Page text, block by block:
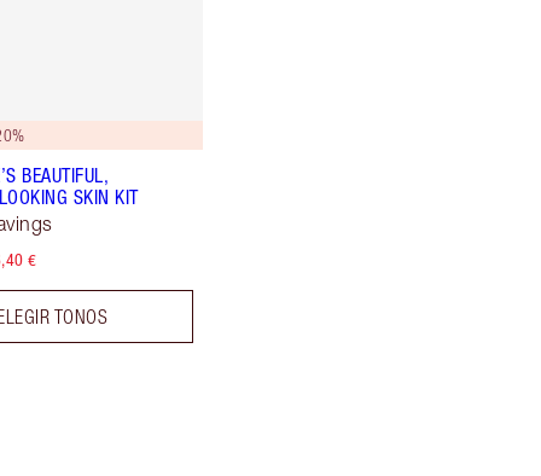
BEAUTIFUL,
SKIN KIT
€
TONOS